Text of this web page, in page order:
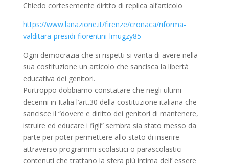
Chiedo cortesemente diritto di replica all’articolo
https://www.lanazione.it/firenze/cronaca/riforma-
valditara-presidi-fiorentini-lmugzy85
Ogni democrazia che si rispetti si vanta di avere nella
sua costituzione un articolo che sancisca la libertà
educativa dei genitori.
Purtroppo dobbiamo constatare che negli ultimi
decenni in Italia l’art.30 della costituzione italiana che
sancisce il “dovere e diritto dei genitori di mantenere,
istruire ed educare i figli” sembra sia stato messo da
parte per poter permettere allo stato di inserire
attraverso programmi scolastici o parascolastici
contenuti che trattano la sfera più intima dell’ essere